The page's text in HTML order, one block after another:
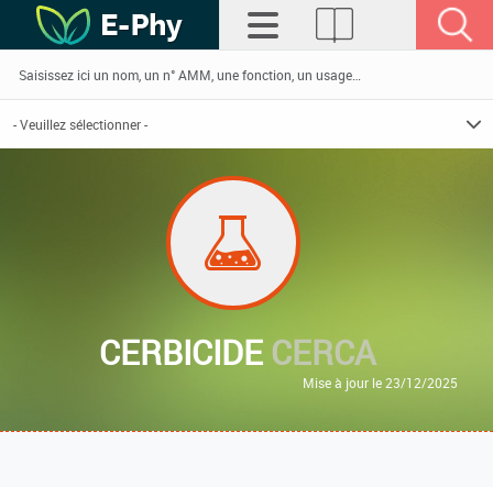
CERBICIDECERCA
Mise à jour le 23/12/2025